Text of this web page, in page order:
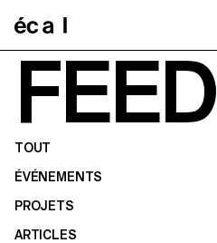
FEED
TOUT
ÉVÉNEMENTS
PROJETS
ARTICLES